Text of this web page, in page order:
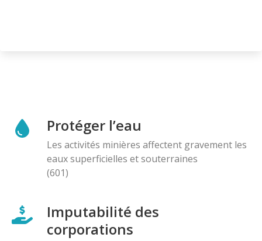
Protéger l’eau
Les activités minières affectent gravement les
eaux superficielles et souterraines
(601)
Imputabilité des
corporations